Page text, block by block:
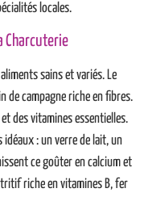
locales.
Charcuterie
sains et variés. Le
de campagne riche en fibres.
des vitamines essentielles.
: un verre de lait, un
ce goûter en calcium et
riche en vitamines B, fer